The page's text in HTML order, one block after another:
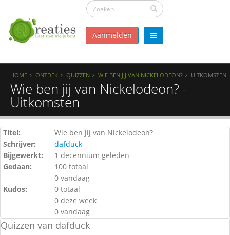
Aanmelden
HOME ONTDEK QUIZZEN WIE BEN JIJ VAN NICKELODEON? UITKOMSTEN
Wie ben jij van Nickelodeon? -
Uitkomsten
Titel:
Wie ben jij van Nickelodeon?
Schrijver:
dafduck
Bijgewerkt:
1 decennium geleden
Gedaan:
100 totaal
0 vandaag
Kudos:
0 totaal
0 deze week
0 vandaag
Quizzen van dafduck